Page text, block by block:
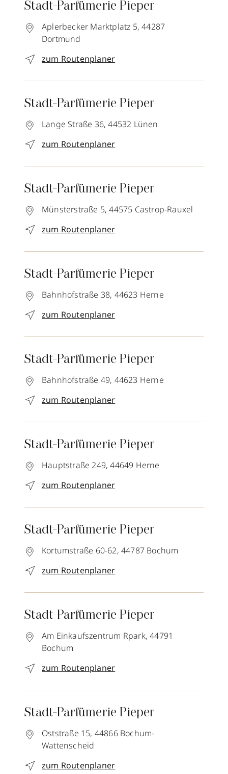
Stadt-Parfümerie Pieper
Aplerbecker Marktplatz 5, 44287
Dortmund
zum Routenplaner
Stadt-Parfümerie Pieper
Lange Straße 36, 44532 Lünen
zum Routenplaner
Stadt-Parfümerie Pieper
Münsterstraße 5, 44575 Castrop-Rauxel
zum Routenplaner
Stadt-Parfümerie Pieper
Bahnhofstraße 38, 44623 Herne
zum Routenplaner
Stadt-Parfümerie Pieper
Bahnhofstraße 49, 44623 Herne
zum Routenplaner
Stadt-Parfümerie Pieper
Hauptstraße 249, 44649 Herne
zum Routenplaner
Stadt-Parfümerie Pieper
Kortumstraße 60-62, 44787 Bochum
zum Routenplaner
Stadt-Parfümerie Pieper
Am Einkaufszentrum Rpark, 44791
Bochum
zum Routenplaner
Stadt-Parfümerie Pieper
Oststraße 15, 44866 Bochum-
Wattenscheid
zum Routenplaner